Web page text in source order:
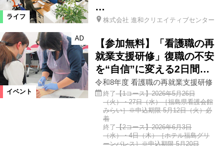
ライフ
…
株式会社 進和クリエイティブセンター
イベント
AD
【参加無料】「看護職の再
就業支援研修」復職の不安
を“自信”に変える2日間…
令和8年度 看護職の再就業支援研修
終了【1コース】2026年5月26日
（火）・27日（水）［福島県看護会館
みらい］※申込期限 5月12日（火）必
着
終了【2コース】2026年6月3日
（水）・4日（木）［ホテル福島グリ
ーンパレス］※申込期限 5月20日